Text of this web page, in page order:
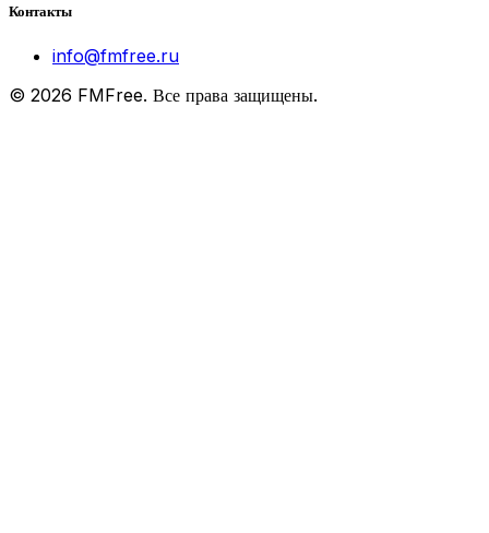
Контакты
info@fmfree.ru
© 2026 FMFree. Все права защищены.